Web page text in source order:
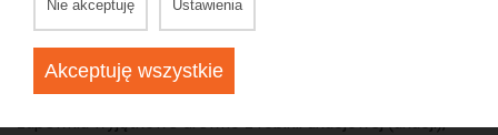
Droga do Wieży to specjalnie skonstruowana drewniana
ścieżka, przy budowie której pierwszy raz w Europie
zastosowano w dwóch miejscach system piętrowej ścieżki.
Solidną konstrukcję, bezpieczeństwo, ale i piękny wygląd
zapewnia wyjątkowe drewno z robinii akacjowej (akacji),
Nie akceptuję Ustawienia
Akceptuję wszystkie